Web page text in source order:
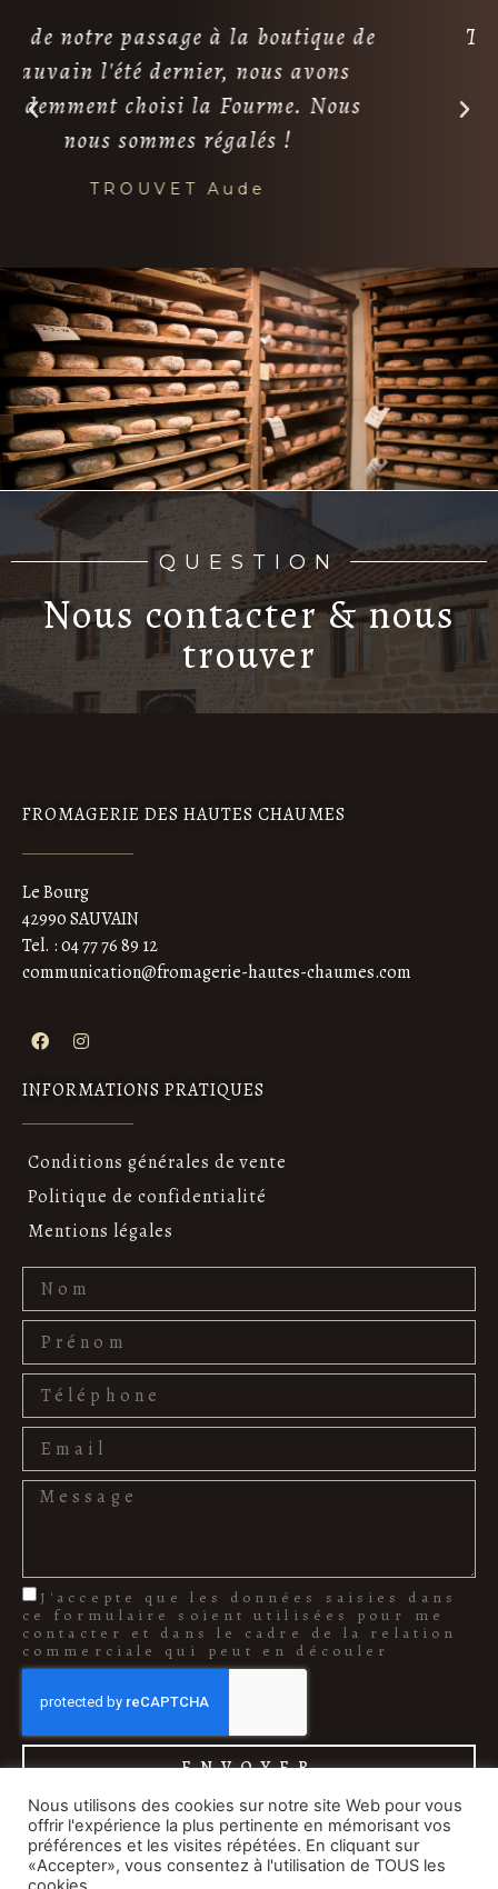
Tres belle fromagerie. Accueil très
souriant. De très bon conseil
professionnel. Ne changez pas !
VIVIER Nobert
QUESTION
Nous contacter & nous
trouver
FROMAGERIE DES HAUTES CHAUMES
Le Bourg
42990 SAUVAIN
Tel. : 04 77 76 89 12
communication@fromagerie-hautes-chaumes.com
INFORMATIONS PRATIQUES
Conditions générales de vente
Politique de confidentialité
Mentions légales
J'accepte que les données saisies dans
ce formulaire soient utilisées pour me
contacter et dans le cadre de la relation
commerciale qui peut en découler
ENVOYER
Nous utilisons des cookies sur notre site Web pour vous
offrir l'expérience la plus pertinente en mémorisant vos
préférences et les visites répétées. En cliquant sur
«Accepter», vous consentez à l'utilisation de TOUS les